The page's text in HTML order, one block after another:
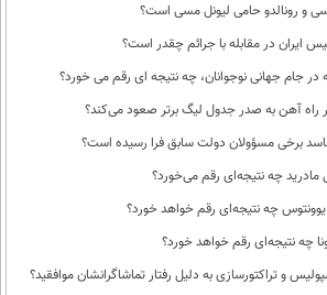
و رونالدو حامی لیونل مسی است؟
ایران در مقابله با جرائم چقدر است؟
در جام جهانی نوجوانان، چه نتیجه ای رقم می خورد؟
بر راه آهن به صدر جدول لیگ برتر صعود می‌کند؟
برخی مسؤولان دولت سابق فرا رسیده است؟
مادرید چه نتیجه‌ای رقم می‌خورد؟
چه نتیجه‌ای رقم خواهد خورد؟
چه نتیجه‌ای رقم خواهد خورد؟
و تراکتورسازی به دلیل رفتار تماشاگرانشان موافقید؟